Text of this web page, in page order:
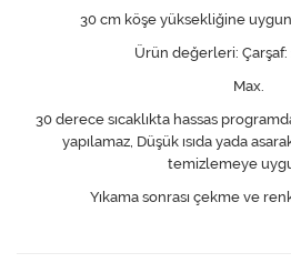
30 cm köşe yüksekliğine
Ürün değerleri: Çarşaf:
Max.
30 derece sıcaklıkta hassas
yapılamaz, Düşük ısıda yada
temizlemeye
Yıkama sonrası çekme ve